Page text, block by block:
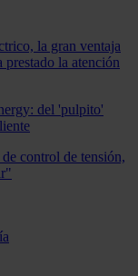
la gran ventaja
prestado la atención
del 'pulpito'
control de tensión,